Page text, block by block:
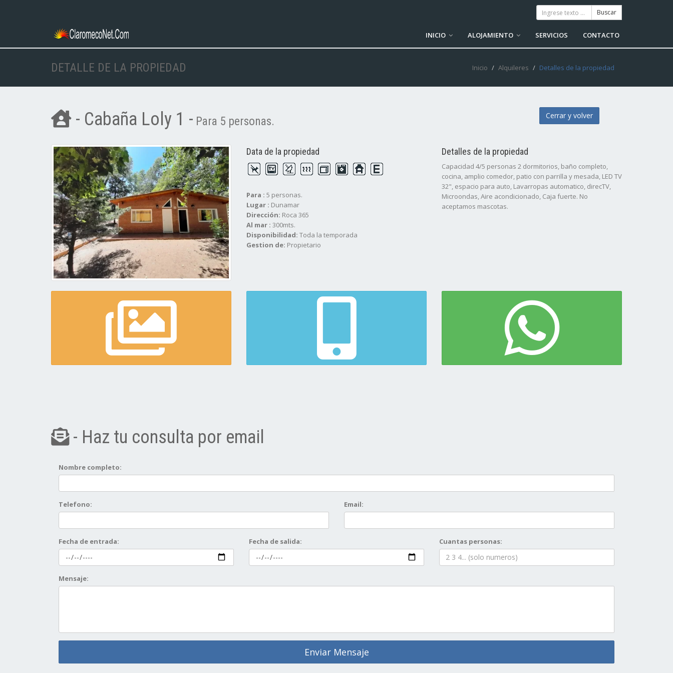
INICIO ALOJAMIENTO SERVICIOS CONTACTO
DETALLE DE LA PROPIEDAD Inicio Alquileres Detalles de la propiedad
- Cabaña Loly 1 - Para 5 personas. Cerrar y volver
Data de la propiedad
Para : 5 personas.
Lugar : Dunamar
Dirección: Roca 365
Al mar : 300mts.
Disponibilidad: Toda la temporada
Gestion de: Propietario
Detalles de la propiedad
Capacidad 4/5 personas 2 dormitorios, baño completo,
cocina, amplio comedor, patio con parrilla y mesada, LED TV
32", espacio para auto, Lavarropas automatico, direcTV,
Microondas, Aire acondicionado, Caja fuerte. No
aceptamos mascotas.
- Haz tu consulta por email
Nombre completo:
Telefono: Email:
Fecha de entrada: Fecha de salida: Cuantas personas:
Mensaje:
Enviar Mensaje